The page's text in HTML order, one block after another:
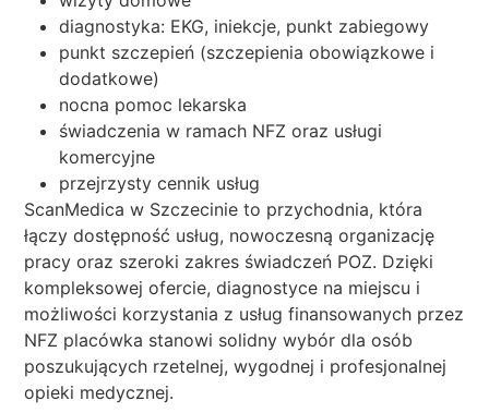
diagnostyka: EKG, iniekcje, punkt zabiegowy
punkt szczepień (szczepienia obowiązkowe i
dodatkowe)
nocna pomoc lekarska
świadczenia w ramach NFZ oraz usługi
komercyjne
przejrzysty cennik usług
ScanMedica w Szczecinie to przychodnia, która
łączy dostępność usług, nowoczesną organizację
pracy oraz szeroki zakres świadczeń POZ. Dzięki
kompleksowej ofercie, diagnostyce na miejscu i
możliwości korzystania z usług finansowanych przez
NFZ placówka stanowi solidny wybór dla osób
poszukujących rzetelnej, wygodnej i profesjonalnej
opieki medycznej.